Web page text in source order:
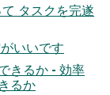
タスクを完遂
いいです
きるか - 効率
るか